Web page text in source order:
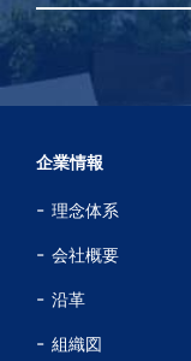
企業情報
理念体系
会社概要
沿革
組織図